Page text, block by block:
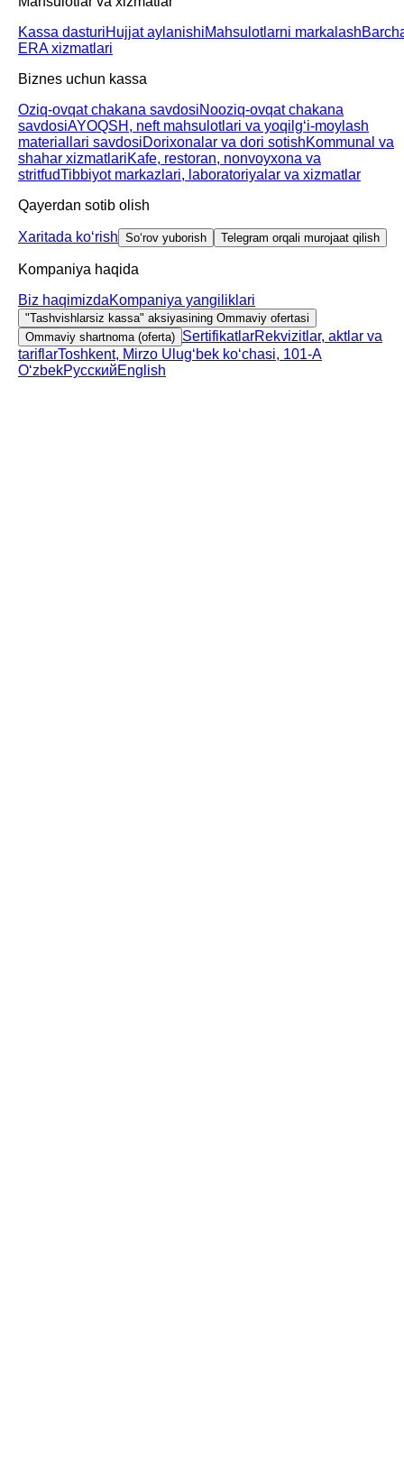
Kassa dasturiHujjat aylanishiMahsulotlarni markalash
ERA xizmatlari
Biznes uchun kassa
Oziq-ovqat chakana savdosiNooziq-ovqat chakana
savdosiAYOQSH, neft mahsulotlari va yoqilgʻi-moylash
materiallari savdosiDorixonalar va dori sotishKommunal va
shahar xizmatlariKafe, restoran, nonvoyxona va
stritfudTibbiyot markazlari, laboratoriyalar va xizmatlar
Qayerdan sotib olish
Xaritada koʻrish Soʻrov yuborish Telegram orqali murojaat qilish
Kompaniya haqida
Biz haqimizdaKompaniya yangiliklari
"Tashvishlarsiz kassa" aksiyasining Ommaviy ofertasi
Ommaviy shartnoma (oferta) SertifikatlarRekvizitlar, aktlar va
tariflarToshkent, Mirzo Ulugʻbek koʻchasi, 101-A
OʻzbekРусскийEnglish